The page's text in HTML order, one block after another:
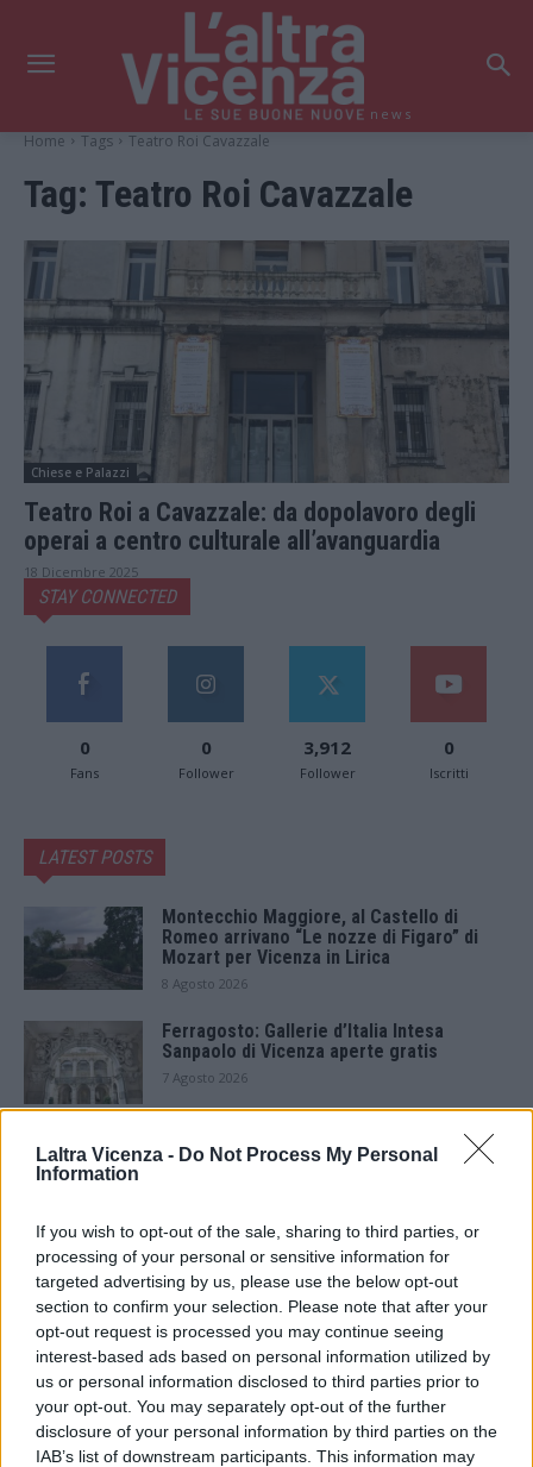
Laltra Vicenza - Do Not Process My Personal
Information
If you wish to opt-out of the sale, sharing to third parties, or
processing of your personal or sensitive information for
targeted advertising by us, please use the below opt-out
section to confirm your selection. Please note that after your
opt-out request is processed you may continue seeing
interest-based ads based on personal information utilized by
us or personal information disclosed to third parties prior to
your opt-out. You may separately opt-out of the further
disclosure of your personal information by third parties on the
IAB’s list of downstream participants. This information may
news
Home Tags Teatro Roi Cavazzale
Tag: Teatro Roi Cavazzale
Chiese e Palazzi
Teatro Roi a Cavazzale: da dopolavoro degli
operai a centro culturale all’avanguardia
18 Dicembre 2025
STAY CONNECTED
0
Fans
0
Follower
3,912
Follower
0
Iscritti
LATEST POSTS
Montecchio Maggiore, al Castello di
Romeo arrivano “Le nozze di Figaro” di
Mozart per Vicenza in Lirica
8 Agosto 2026
Ferragosto: Gallerie d’Italia Intesa
Sanpaolo di Vicenza aperte gratis
7 Agosto 2026
Paolo Gnutti premiato come eccellenza
veneta nel mondo all’International
Berici in Festival 2026: a Lonigo “Little
Italy, sulla strada del sogno”
5 Agosto 2026
“Teatro in casa”: il 5 agosto il primo
spettacolo a Marano Vicentino con Maria
Celeste Carobene
4 Agosto 2026